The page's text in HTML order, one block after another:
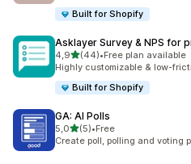
Built for Shopify
Asklayer Survey & NPS for
4,9de 5 estrelas
(44)
44 total de avaliações
•Free plan available
Highly customizable & low-
Built for Shopify
GA: AI Polls
5,0de 5 estrelas
(5)
5 total de avaliações
•Free
Create poll, polling and voting